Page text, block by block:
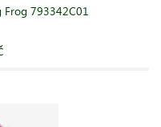
Frog 793342C01